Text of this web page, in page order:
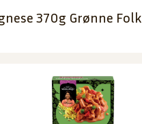
370g Grønne Folk